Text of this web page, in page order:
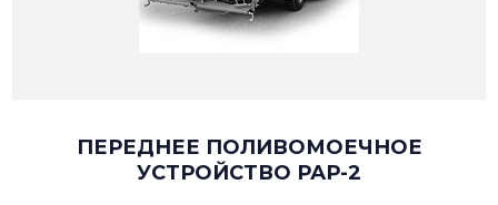
ПЕРЕДНЕЕ ПОЛИВОМОЕЧНОЕ
УСТРОЙСТВО РАР-2